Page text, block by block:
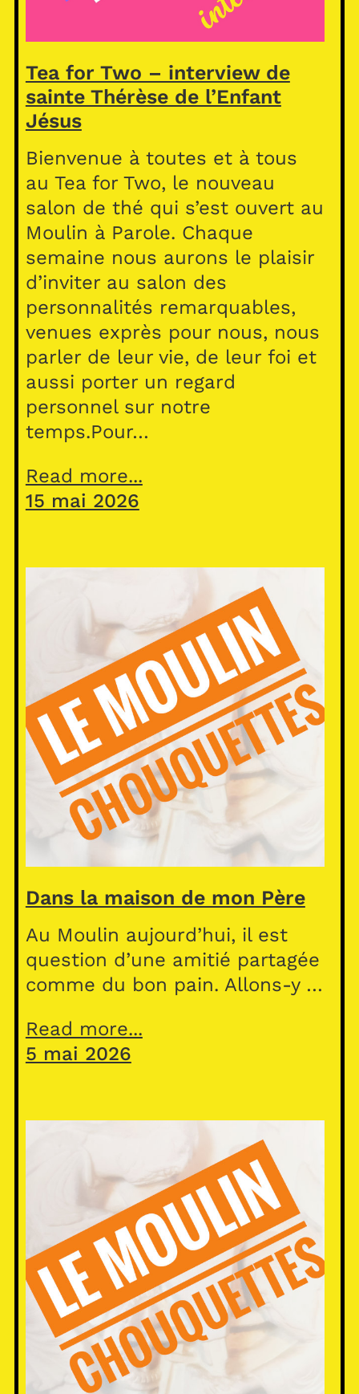
Tea for Two – interview de
sainte Thérèse de l’Enfant
Jésus
Bienvenue à toutes et à tous
au Tea for Two, le nouveau
salon de thé qui s’est ouvert au
Moulin à Parole. Chaque
semaine nous aurons le plaisir
d’inviter au salon des
personnalités remarquables,
venues exprès pour nous, nous
parler de leur vie, de leur foi et
aussi porter un regard
personnel sur notre
temps.Pour…
Read more...
15 mai 2026
Dans la maison de mon Père
Au Moulin aujourd’hui, il est
question d’une amitié partagée
comme du bon pain. Allons-y …
Read more...
5 mai 2026